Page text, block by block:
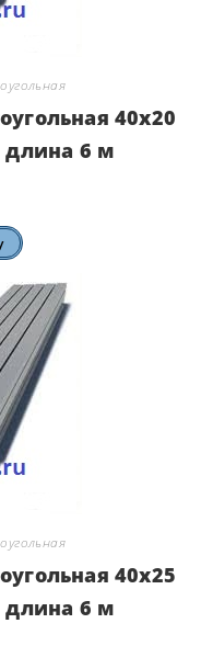
40х20
длина 6 м
40х25
длина 6 м